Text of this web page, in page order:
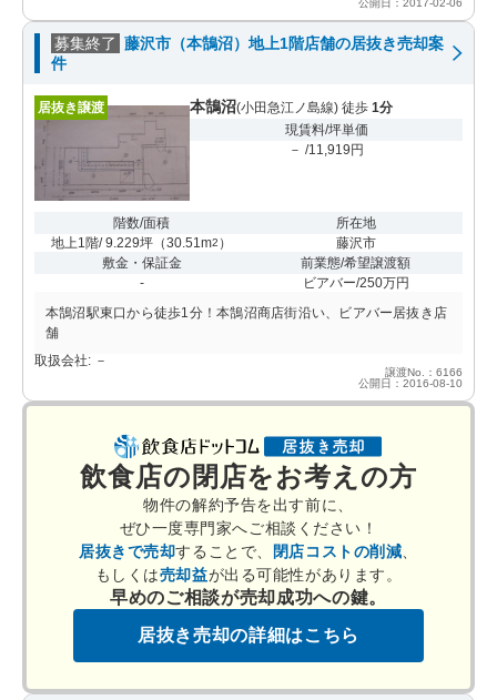
公開日：2017-02-06
募集終了 藤沢市（本鵠沼）地上1階店舗の居抜き売却案
件
居抜き譲渡 本鵠沼(小田急江ノ島線) 徒歩 1分
現賃料/坪単価
－ /11,919円
階数/面積
地上1階/ 9.229坪 （30.51m2 ）
所在地
藤沢市
敷金・保証金
-
前業態/希望譲渡額
ビアバー/250万円
本鵠沼駅東口から徒歩1分！本鵠沼商店街沿い、ビアバー居抜き店
舗
取扱会社: －
譲渡No.：6166
公開日：2016-08-10
飲食店の閉店をお考えの方
物件の解約予告を出す前に、
ぜひ一度専門家へご相談ください！
居抜きで売却することで、 閉店コストの削減
もしくは売却益が出る可能性があります。
早めのご相談が売却成功への鍵。
居抜き売却の詳細はこちら